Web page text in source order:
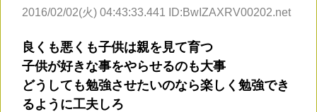
2016/02/02(火) 04:43:33.441 ID:BwIZAXRV00202.net
良くも悪くも子供は親を見て育つ
子供が好きな事をやらせるのも大事
どうしても勉強させたいのなら楽しく勉強でき
るように工夫しろ